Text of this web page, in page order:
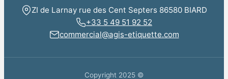
ZI de Larnay rue des Cent Septers 86580 BIARD
+33 5 49 51 92 52
commercial@agis-etiquette.com
Copyright 2025 ©